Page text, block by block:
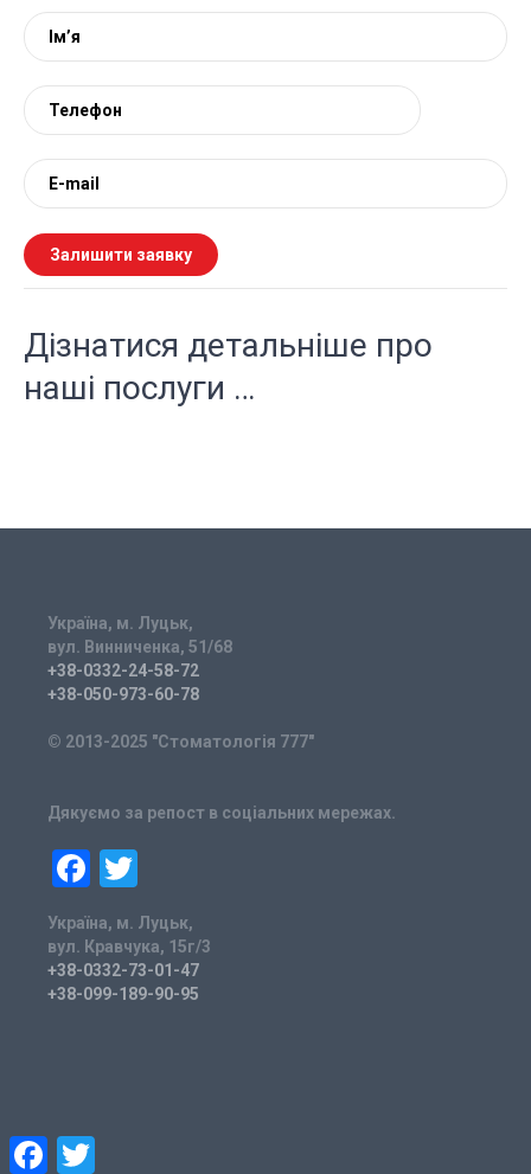
Дізнатися детальніше про
наші послуги …
Україна, м. Луцьк,
вул. Винниченка, 51/68
+38-0332-24-58-72
+38-050-973-60-78
© 2013-2025 "Стоматологія 777"
Дякуємо за репост в соціальних мережах.
Facebook
Україна, м. Луцьк,
вул. Кравчука, 15г/3
+38-0332-73-01-47
+38-099-189-90-95
Facebook